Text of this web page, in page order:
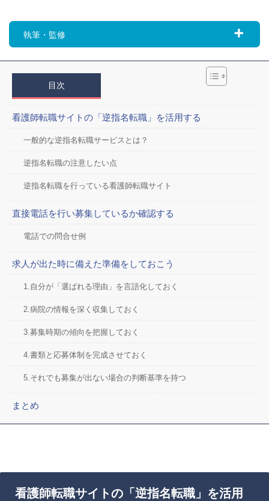
執筆・監修
目次
看護師転職サイトの「逆指名転職」を活用する
一般的な逆指名転職サービスとは？
逆指名転職の注意したい点
逆指名転職を行っている看護師転職サイト
直接電話を行い募集しているか確認する
電話での問合せ例
求人が出た時に備えた準備をしておこう
1.自分が「選ばれる理由」を言語化しておく
2.病院の情報を深く収集しておく
3.募集時期の傾向を把握しておく
4.書類と応募体制を完成させておく
5.それでも募集が出ない場合の判断基準を持つ
まとめ
看護師転職サイトの「逆指名転職」を活用